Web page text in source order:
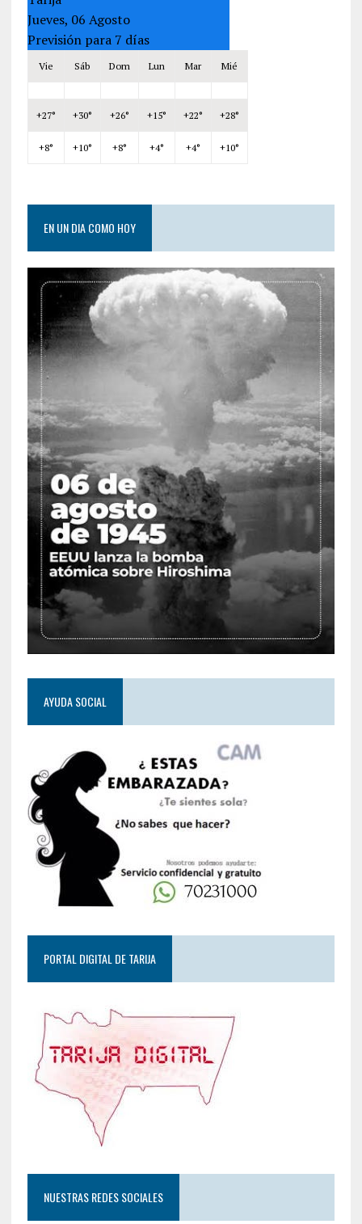
Jueves, 06 Agosto
Previsión para 7 días
Vie Sáb Dom Lun Mar Mié
+27° +30° +26° +15° +22° +28°
+8° +10° +8° +4° +4° +10°
EN UN DIA COMO HOY
AYUDA SOCIAL
PORTAL DIGITAL DE TARIJA
NUESTRAS REDES SOCIALES